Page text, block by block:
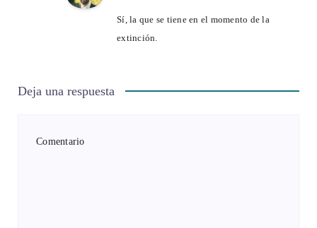
Sí, la que se tiene en el momento de la
extinción.
Deja una respuesta